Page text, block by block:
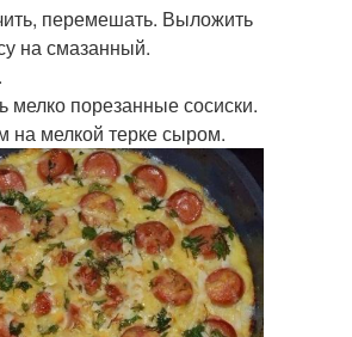
перемешать. Выложить
на смазанный.
мелко порезанные сосиски.
на мелкой терке сыром.